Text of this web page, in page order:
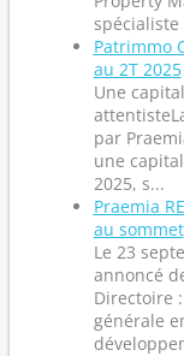
Patrimmo
au 2T 2025
Une
par
une
2025, s...
Praemia
au sommet
Le 23
annoncé
Directoire
générale